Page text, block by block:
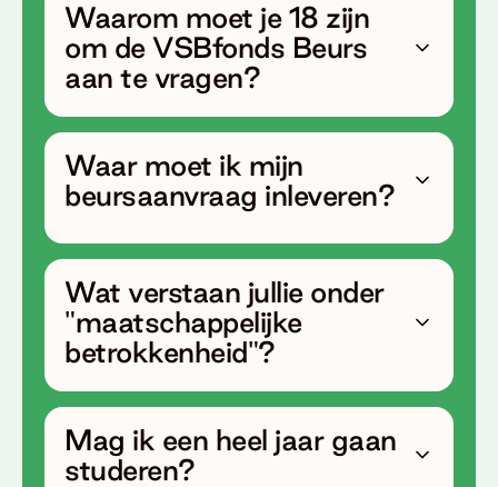
Waarom moet je 18 zijn
om de VSBfonds Beurs
aan te vragen?
Waar moet ik mijn
beursaanvraag inleveren?
Wat verstaan jullie onder
"maatschappelijke
betrokkenheid"?
Mag ik een heel jaar gaan
studeren?